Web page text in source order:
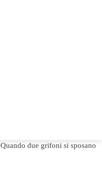
Quando due grifoni si sposano